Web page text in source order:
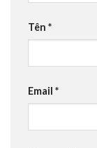
Tên *
Email *